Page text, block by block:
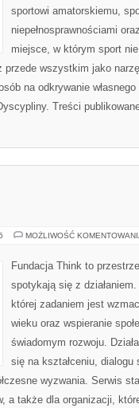
sportowi amatorskiemu,
niepełnosprawnościami
miejsce, w którym sport
przede wszystkim jako
na odkrywanie
Treści
MOŻLIWOŚĆ
Fundacja Think to
spotykają się z
której zadaniem jest
wieku oraz wspieranie
świadomym rozwoju.
się na kształceniu, dialogu
wyzwania. Serwis
a także dla organizacji,